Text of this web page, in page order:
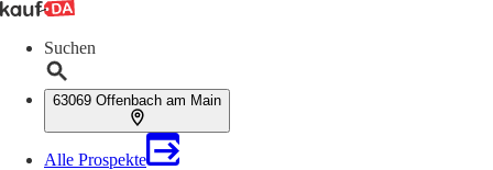
Suchen
63069 Offenbach am Main
Alle Prospekte